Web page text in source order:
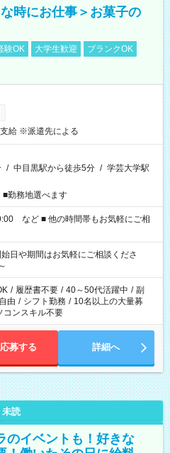
時にお仕事＞お菓子の
験OK 大学生歓迎
ブランクOK
給 ※派遣先による
/ 中目黒駅から徒歩5分 / 学芸大学駅
勤務地選べます
もお気軽にご相
や期間はお気軽にご相談くださ
/ 履歴書不要 / 40～50代活躍中 / 副
由 / シフト勤務 / 10名以上の大量募
コンスキル不要
応募する 詳細へ
未読
のイベントも！好きな